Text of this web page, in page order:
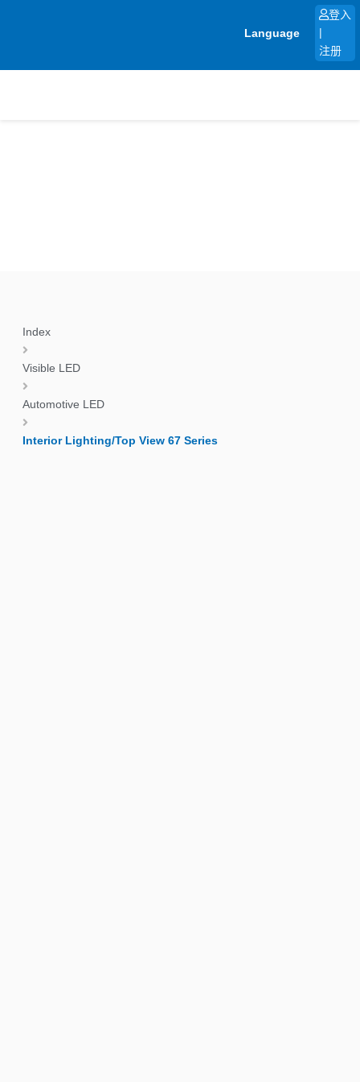
Language
登入
注册
Index
Visible LED
Automotive LED
Interior Lighting/Top View 67 Series